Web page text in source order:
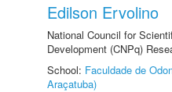
Edilson Ervolino
National Council for
Development (CNPq)
School: Faculdade de
Araçatuba)